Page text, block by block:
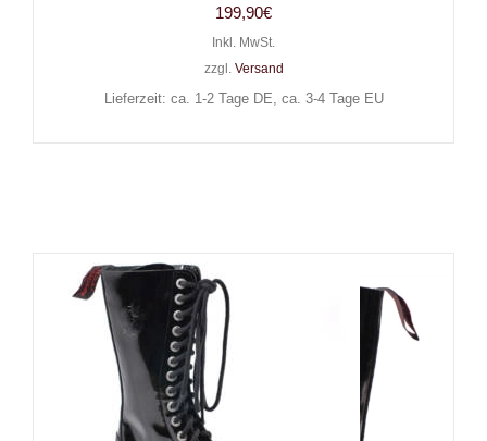
199,90€
Inkl. MwSt.
zzgl. Versand
Lieferzeit: ca. 1-2 Tage DE, ca. 3-4 Tage EU